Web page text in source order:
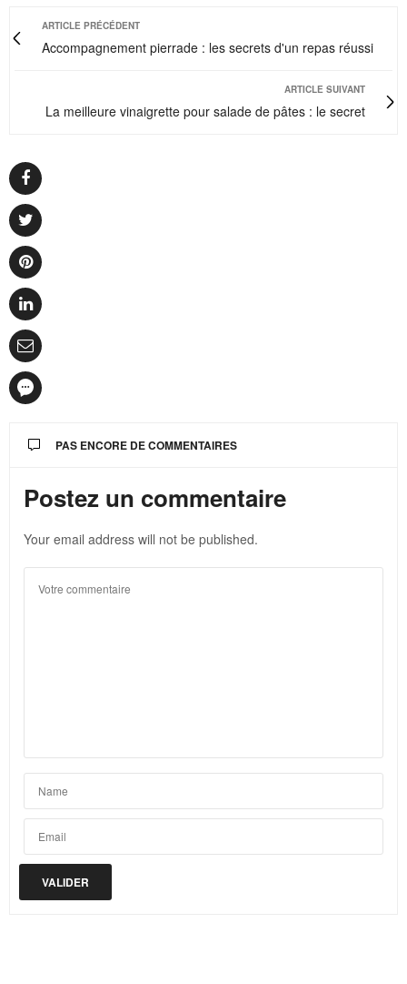
ARTICLE PRÉCÉDENT
Accompagnement pierrade : les secrets d'un repas réussi
ARTICLE SUIVANT
La meilleure vinaigrette pour salade de pâtes : le secret
PAS ENCORE DE COMMENTAIRES
Postez un commentaire
Your email address will not be published.